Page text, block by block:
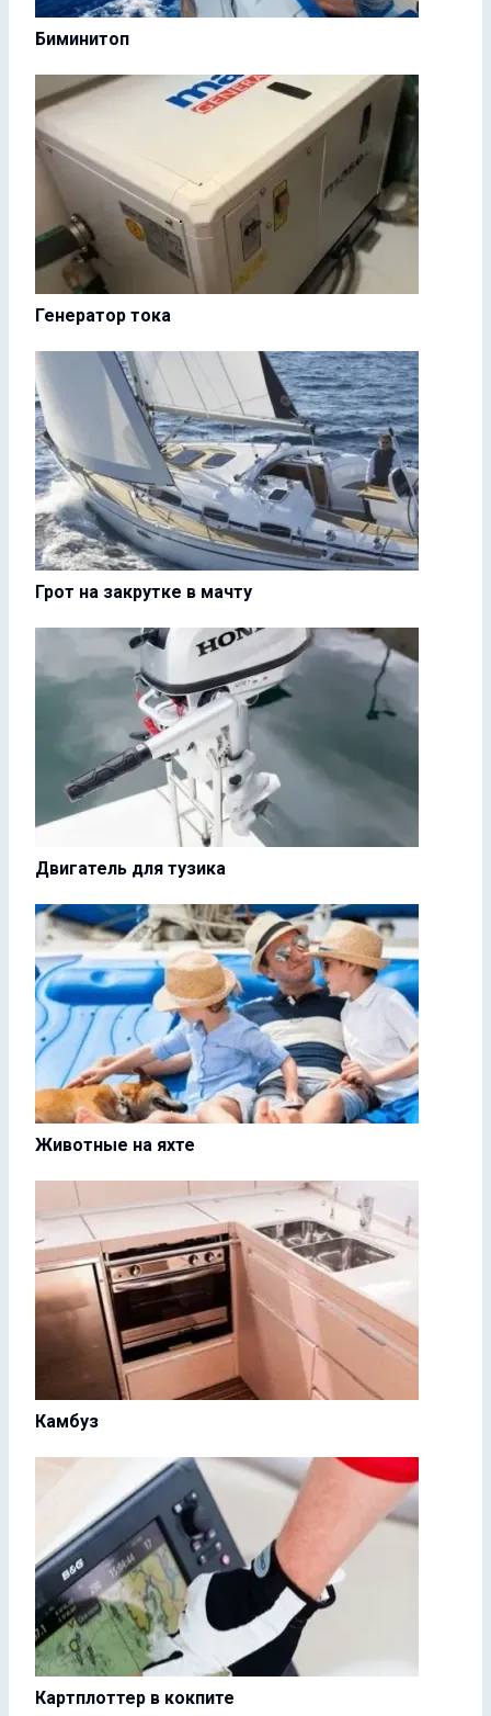
Биминитоп
Генератор тока
Грот на закрутке в мачту
Двигатель для тузика
Животные на яхте
Камбуз
Картплоттер в кокпите